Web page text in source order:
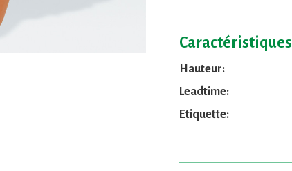
Caractéristiques
Hauteur:
Leadtime:
Etiquette: